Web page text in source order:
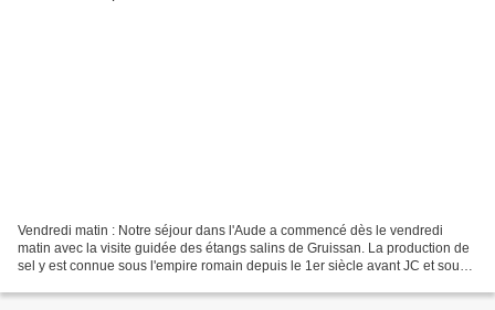
Vendredi matin : Notre séjour dans l'Aude a commencé dès le vendredi
matin avec la visite guidée des étangs salins de Gruissan. La production de
sel y est connue sous l'empire romain depuis le 1er siècle avant JC et sous